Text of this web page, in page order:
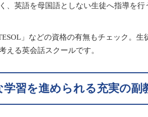
、英語を母国語としない生徒へ指導を
」などの資格の有無もチェック。
える英会話スクールです。
学習を進められる充実の副